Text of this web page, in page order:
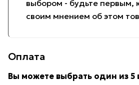
выбором - будьте первым,
своим мнением об этом
Оплата
Вы можете выбрать один из 5